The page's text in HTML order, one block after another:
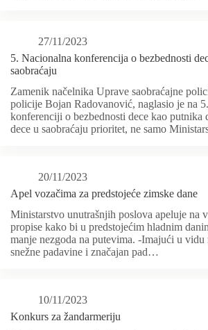
27/11/2023
5. Nacionalna konferencija o bezbednosti
saobraćaju
Zamenik načelnika Uprave saobraćajne
policije Bojan Radovanović, naglasio je na
konferenciji o bezbednosti dece kao putnika
dece u saobraćaju prioritet, ne samo
20/11/2023
Apel vozačima za predstojeće zimske dane
Ministarstvo unutrašnjih poslova apeluje na
propise kako bi u predstojećim hladnim
manje nezgoda na putevima. -Imajući u vidu
snežne padavine i značajan pad…
10/11/2023
Konkurs za žandarmeriju